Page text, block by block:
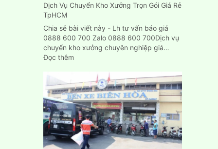
Dịch Vụ Chuyển Kho Xưởng Trọn Gói Giá Rẻ
TpHCM
Chia sẻ bài viết này - Lh tư vấn báo giá
0888 600 700 Zalo 0888 600 700Dịch vụ
chuyển kho xưởng chuyên nghiệp giá…
Đọc thêm:
Chuyển
Kho
Xưởng
Trọn
Gói
Giá
Rẻ